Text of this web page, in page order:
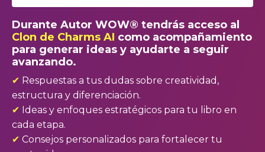
Durante Autor WOW® tendrás acceso al
Clon de Charms AI como acompañamiento
para generar ideas y ayudarte a seguir
avanzando.
✔︎ Respuestas a tus dudas sobre creatividad,
estructura y diferenciación.
✔︎ Ideas y enfoques estratégicos para tu libro en
cada etapa.
✔︎ Consejos personalizados para fortalecer tu